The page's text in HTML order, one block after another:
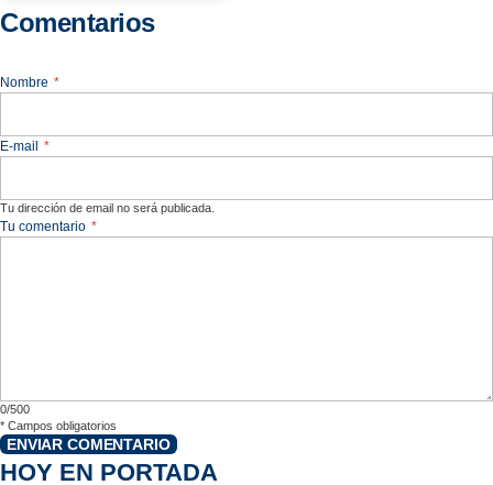
Comentarios
Nombre *
E-mail *
Tu dirección de email no será publicada.
Tu comentario *
0/500
* Campos obligatorios
ENVIAR COMENTARIO
HOY EN PORTADA